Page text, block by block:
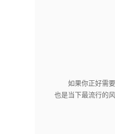
如果你正好需要
也是当下最流行的